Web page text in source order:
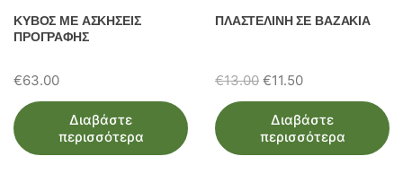
ΚΥΒΟΣ ΜΕ ΑΣΚΗΣΕΙΣ
ΠΡΟΓΡΑΦΗΣ
€63.00
Διαβάστε
περισσότερα
ΠΛΑΣΤΕΛΙΝΗ ΣΕ ΒΑΖΑΚΙΑ
€13.00 Original
price
was:
€13.00.
€11.50Η
τρέχουσα
τιμή
είναι:
Διαβάστε
περισσότερα